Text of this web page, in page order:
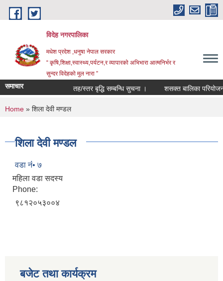
Skip to main content
विदेह नगरपालिका
मधेश प्रदेश ,धनुषा नेपाल सरकार
“ कृषि,शिक्षा,स्वास्थ्य,पर्यटन,र व्यापारको अभिभारा आत्मनिर्भर र
सुन्दर विदेहको मुल नारा ”
समाचार तह/स्तर बृद्धि सम्बन्धि सुचना । शसक्त बालिका
You are here
Home » शिला देवी मण्डल
शिला देवी मण्डल
वडा नंं• ७
महिला वडा सदस्य
Phone:
९८१२०५३००४
बजेट तथा कार्यक्रम